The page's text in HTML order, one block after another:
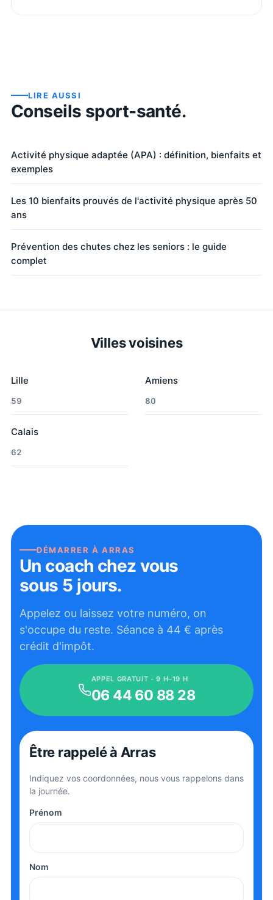
LIRE AUSSI
Conseils sport-santé.
Activité physique adaptée (APA) : définition, bienfaits et
exemples
Les 10 bienfaits prouvés de l'activité physique après 50
ans
Prévention des chutes chez les seniors : le guide
complet
Villes voisines
Lille
59
Amiens
80
Calais
62
DÉMARRER ÀARRAS
Un coach chez vous
sous 5 jours.
Appelez ou laissez votre numéro, on
s'occupe du reste. Séance à 44 € après
crédit d'impôt.
APPEL GRATUIT - 9 H–19 H
06 44 60 88 28
Être rappeléà Arras
Indiquez vos coordonnées, nous vous rappelons dans
la journée.
Prénom
Nom